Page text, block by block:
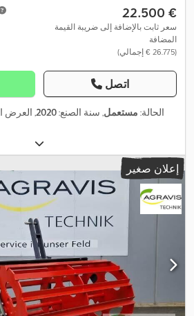
‏22.500 €
سعر ثابت بالإضافة إلى ضريبة القيمة
المضافة
(‏26.775 € إجمالي)
اتصل
الحالة: مستعمل, سنة الصنع:2020, العرض
إعلان صغير